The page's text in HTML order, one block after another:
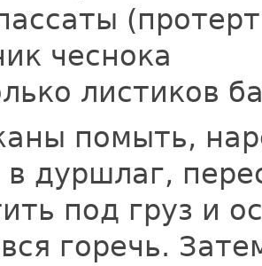
чеснока
листиков
помыть,
в дуршлаг,
под груз и
горечь.